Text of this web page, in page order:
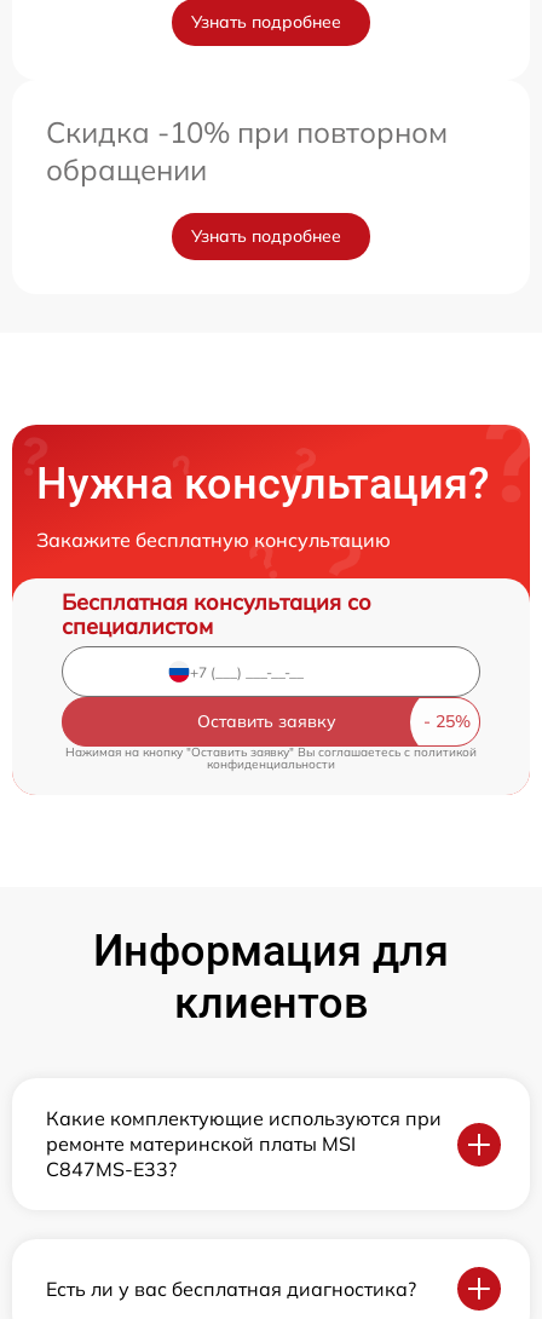
Узнать подробнее
Скидка -10% при повторном
обращении
Узнать подробнее
Нужна консультация?
Закажите бесплатную консультацию
Бесплатная консультация со
специалистом
Оставить заявку
Нажимая на кнопку "Оставить заявку" Вы соглашаетесь c политикой
конфиденциальности
Информация для
клиентов
Какие комплектующие используются при
ремонте материнской платы MSI
C847MS-E33?
Есть ли у вас бесплатная диагностика?